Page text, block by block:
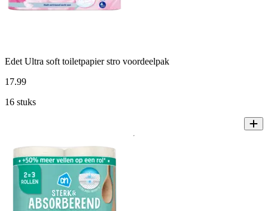
Edet Ultra soft toiletpapier stro voordeelpak
17.99
16 stuks